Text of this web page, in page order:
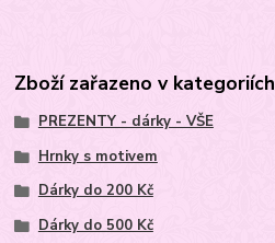
Zboží zařazeno v kategoriích
PREZENTY - dárky - VŠE
Hrnky s motivem
Dárky do 200 Kč
Dárky do 500 Kč